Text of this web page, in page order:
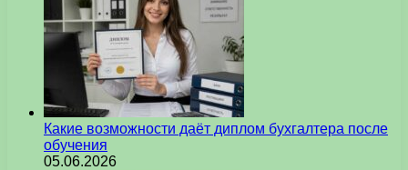
Какие возможности даёт диплом бухгалтера после
обучения
05.06.2026